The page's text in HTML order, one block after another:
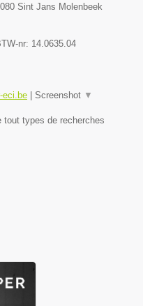
Sint Jans Molenbeek
nr: 14.0635.04
eci.be Screenshot ▼
tout types de recherches